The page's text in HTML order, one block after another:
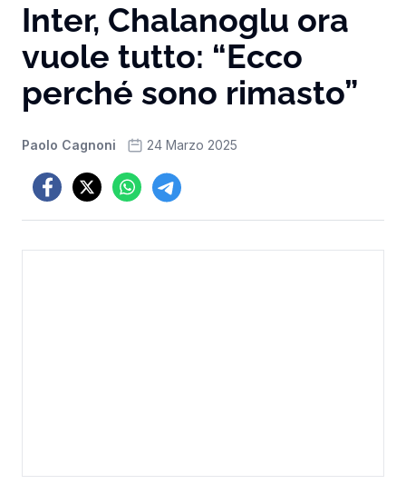
Inter, Chalanoglu ora
vuole tutto: “Ecco
perché sono rimasto”
Paolo Cagnoni 24 Marzo 2025